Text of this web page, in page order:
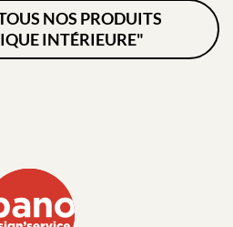
NOS PRODUITS
INTÉRIEURE"